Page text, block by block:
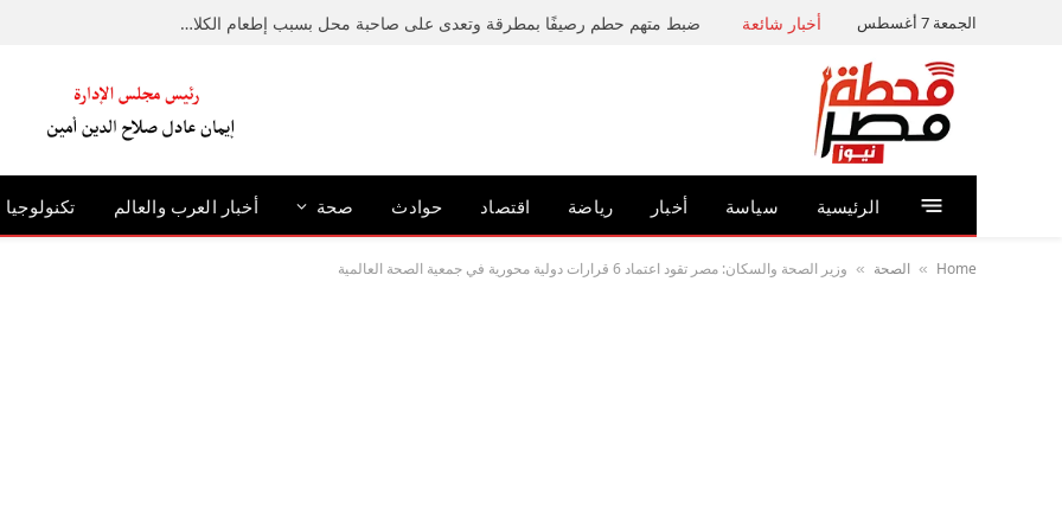
الجمعة 7 أغسطس أخبار شائعة ضبط متهم حطم رصيفًا بمطرقة وتعدى على صاحبة محل بسبب إطعام الكلاب الضالة بالإسكندرية
الرئيسية سياسة أخبار رياضة اقتصاد حوادث صحة أخبار العرب والعالم تكنولوجيا
Home
» الصحة » وزير الصحة والسكان: مصر تقود اعتماد 6 قرارات دولية محورية في جمعية الصحة العالمية